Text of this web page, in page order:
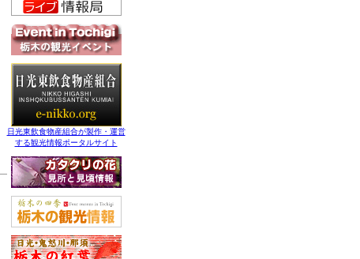
日光東飲食物産組合が製作・運営
する観光情報ポータルサイト